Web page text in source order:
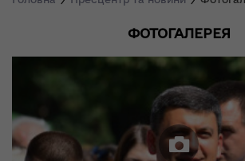
ФОТОГАЛЕРЕЯ